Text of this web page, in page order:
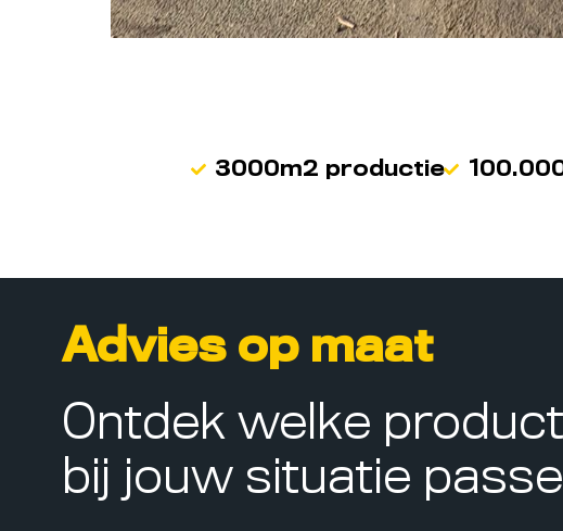
3000m2 productie
Advies op maat
Ontdek welke
bij jouw situatie